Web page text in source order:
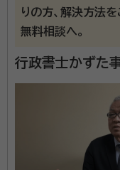
所属団体： 北海道行政
りの方、解決方法
無料相談へ。
行政書士かずた